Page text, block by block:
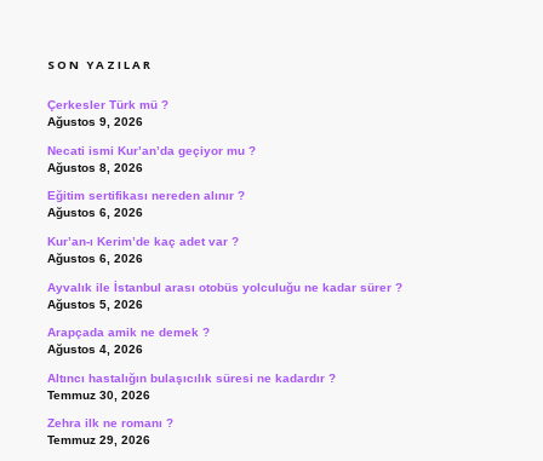
SON YAZILAR
Çerkesler Türk mü ?
Ağustos 9, 2026
Necati ismi Kur’an’da geçiyor mu ?
Ağustos 8, 2026
Eğitim sertifikası nereden alınır ?
Ağustos 6, 2026
Kur’an-ı Kerim’de kaç adet var ?
Ağustos 6, 2026
Ayvalık ile İstanbul arası otobüs yolculuğu ne kadar sürer ?
Ağustos 5, 2026
Arapçada amik ne demek ?
Ağustos 4, 2026
Altıncı hastalığın bulaşıcılık süresi ne kadardır ?
Temmuz 30, 2026
Zehra ilk ne romanı ?
Temmuz 29, 2026